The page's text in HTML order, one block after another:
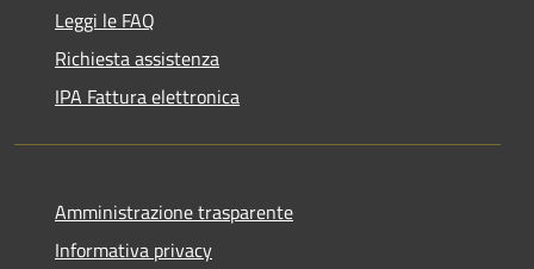
Leggi le FAQ
Richiesta assistenza
IPA Fattura elettronica
Amministrazione trasparente
Informativa privacy